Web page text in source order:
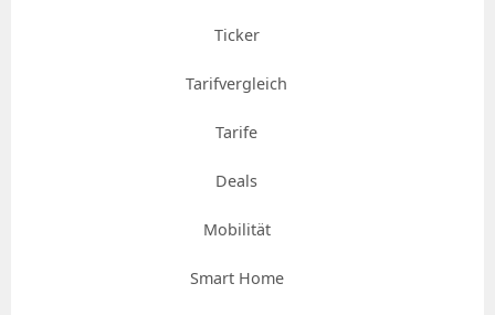
Ticker
Tarifvergleich
Tarife
Deals
Mobilität
Smart Home